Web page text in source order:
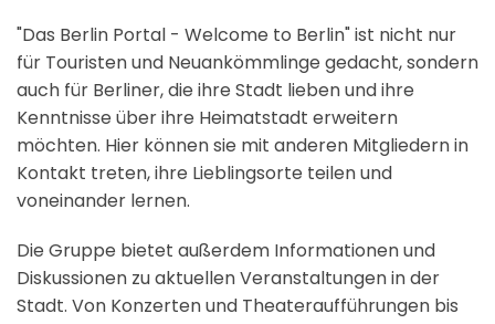
"Das Berlin Portal - Welcome to Berlin" ist nicht nur
für Touristen und Neuankömmlinge gedacht, sondern
auch für Berliner, die ihre Stadt lieben und ihre
Kenntnisse über ihre Heimatstadt erweitern
möchten. Hier können sie mit anderen Mitgliedern in
Kontakt treten, ihre Lieblingsorte teilen und
voneinander lernen.
Die Gruppe bietet außerdem Informationen und
Diskussionen zu aktuellen Veranstaltungen in der
Stadt. Von Konzerten und Theateraufführungen bis